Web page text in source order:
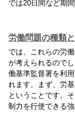
では20日間など期
労働問題の種類
では、これらの労
が考えられるので
働基準監督署を利
れます。まず、労
ということです。
制力を行使できる